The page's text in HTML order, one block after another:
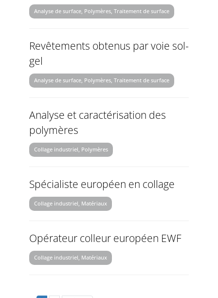
Analyse de surface, Polymères, Traitement de surface
Revêtements obtenus par voie sol-
gel
Analyse de surface, Polymères, Traitement de surface
Analyse et caractérisation des
polymères
Collage industriel, Polymères
Spécialiste européen en collage
Collage industriel, Matériaux
Opérateur colleur européen EWF
Collage industriel, Matériaux